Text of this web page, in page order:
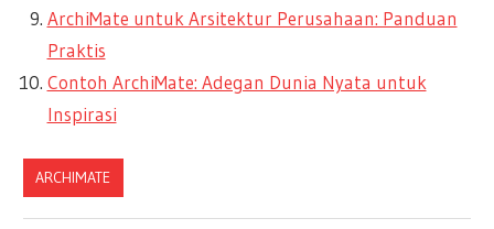
ArchiMate untuk Arsitektur Perusahaan: Panduan
Praktis
Contoh ArchiMate: Adegan Dunia Nyata untuk
Inspirasi
ARCHIMATE